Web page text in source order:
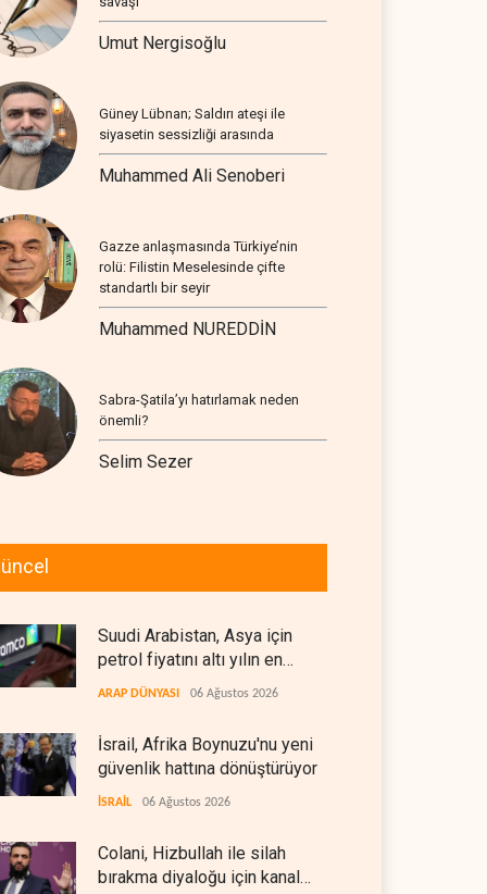
Umut Nergisoğlu
Güney Lübnan; Saldırı ateşi ile
siyasetin sessizliği arasında
Muhammed Ali Senoberi
Gazze anlaşmasında Türkiye’nin
rolü: Filistin Meselesinde çifte
standartlı bir seyir
Muhammed NUREDDİN
Sabra-Şatila’yı hatırlamak neden
önemli?
Selim Sezer
Suudi Arabistan, Asya için
petrol fiyatını altı yılın en
düşüğüne indirdi
ARAP DÜNYASI 06 Ağustos 2026
İsrail, Afrika Boynuzu'nu yeni
güvenlik hattına dönüştürüyor
İSRAİL 06 Ağustos 2026
Colani, Hizbullah ile silah
bırakma diyaloğu için kanal